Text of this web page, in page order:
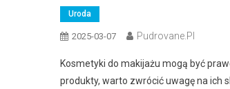
Uroda
2025-03-07 Pudrovane.pl
Kosmetyki do makijażu mogą być
produkty, warto zwrócić uwagę na ich